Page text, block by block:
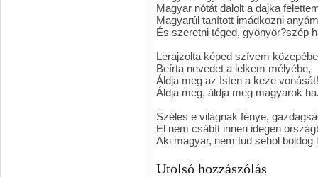
Magyar nótát dalolt a dajka
Magyarúl tanított imádkozni anyám
És szeretni téged, gyönyör?szép
Lerajzolta képed szívem
Beírta nevedet a lelkem mélyébe,
Áldja meg az Isten a keze vonását!
Áldja meg, áldja meg magyarok
Széles e világnak fénye,
El nem csábít innen idegen
Aki magyar, nem tud sehol boldog
Utolsó hozzászólás